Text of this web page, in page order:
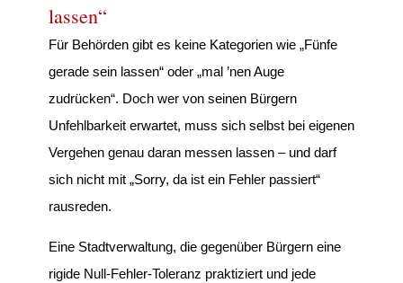
lassen“
Für Behörden gibt es keine Kategorien wie „Fünfe
gerade sein lassen“ oder „mal ’nen Auge
zudrücken“. Doch wer von seinen Bürgern
Unfehlbarkeit erwartet, muss sich selbst bei eigenen
Vergehen genau daran messen lassen – und darf
sich nicht mit „Sorry, da ist ein Fehler passiert“
rausreden.
Eine Stadtverwaltung, die gegenüber Bürgern eine
rigide Null-Fehler-Toleranz praktiziert und jede